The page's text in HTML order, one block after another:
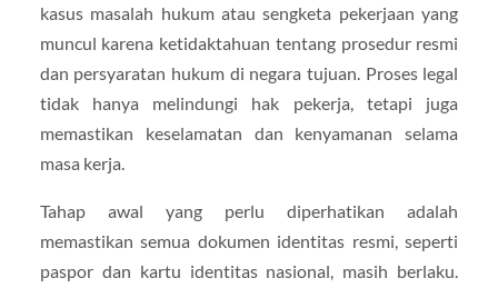
kasus masalah hukum atau sengketa pekerjaan yang
muncul karena ketidaktahuan tentang prosedur resmi
dan persyaratan hukum di negara tujuan. Proses legal
tidak hanya melindungi hak pekerja, tetapi juga
memastikan keselamatan dan kenyamanan selama
masa kerja.
Tahap awal yang perlu diperhatikan adalah
memastikan semua dokumen identitas resmi, seperti
paspor dan kartu identitas nasional, masih berlaku.